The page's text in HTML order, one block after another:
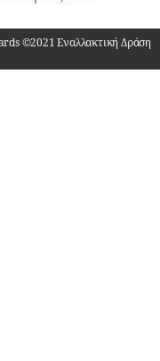
©2021 Εναλλακτική Δράση